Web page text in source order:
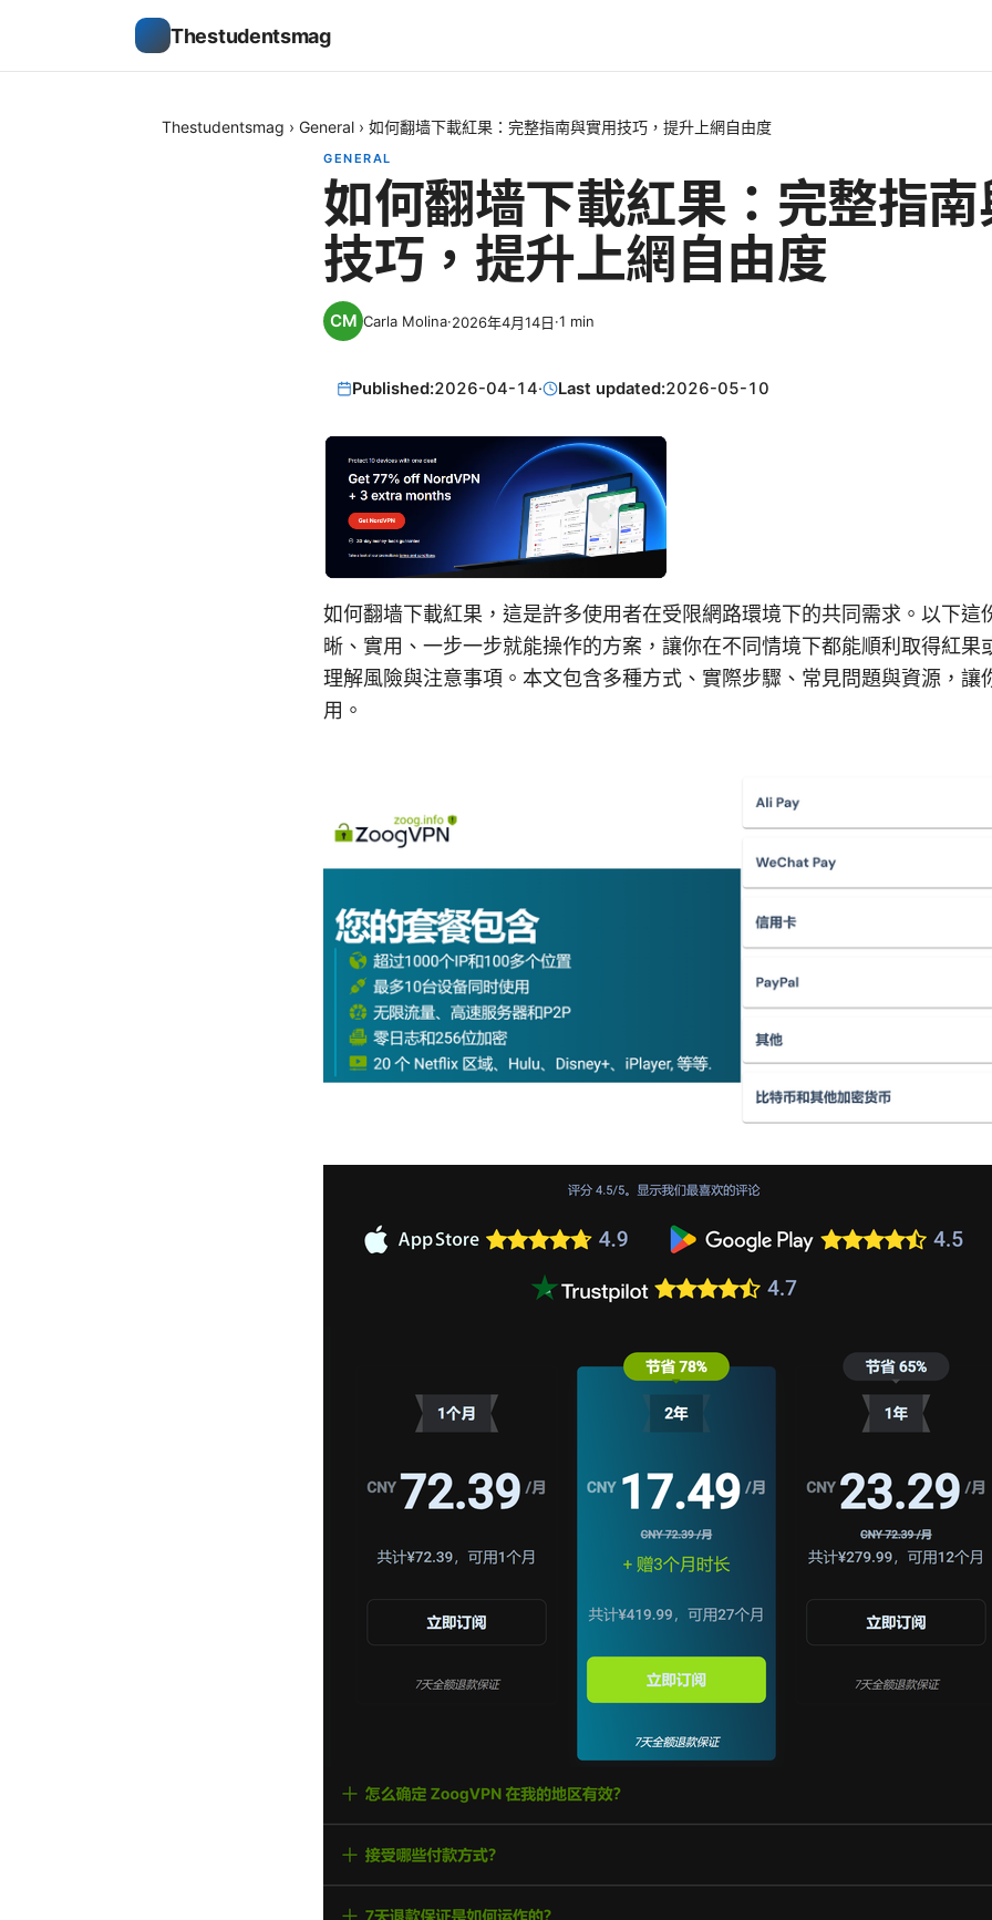
Thestudentsmag
Thestudentsmag › General › 如何翻墙下載紅果：完整指南與實用技巧，提升上網自由度
GENERAL
如何翻墙下載紅果：完整指
技巧，提升上網自由度
Carla Molina·2026年4月14日·1 min
Published:2026-04-14· Last updated:2026-05-10
如何翻墙下載紅果，這是許多使用者在受限網路環境下的共同需求。以下這
晰、實用、一步一步就能操作的方案，讓你在不同情境下都能順利取得紅果
理解風險與注意事項。本文包含多種方式、實際步驟、常見問題與資源，讓
用。